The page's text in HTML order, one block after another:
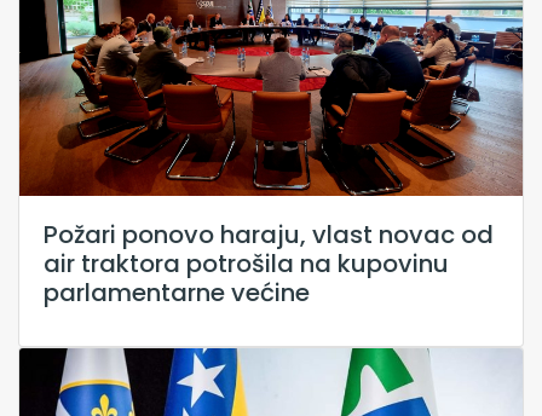
Požari ponovo haraju, vlast novac od
air traktora potrošila na kupovinu
parlamentarne većine